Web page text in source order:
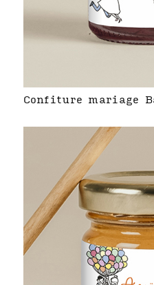
Confiture mariage